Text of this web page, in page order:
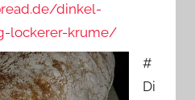
dinkel-
lockerer-krume/
#
Di